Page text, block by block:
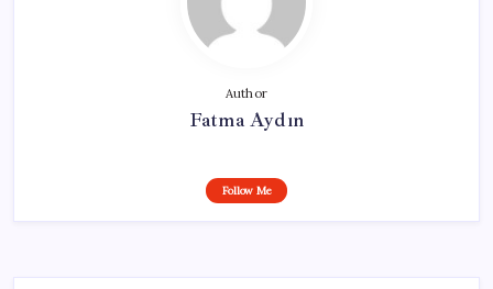
Author
Fatma Aydın
Follow Me